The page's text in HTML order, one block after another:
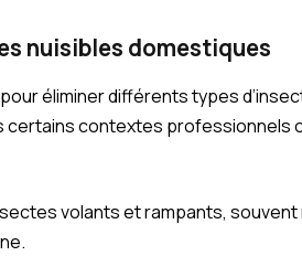
nuisibles domestiques
éliminer différents types
certains contextes professionnels
volants et rampants,